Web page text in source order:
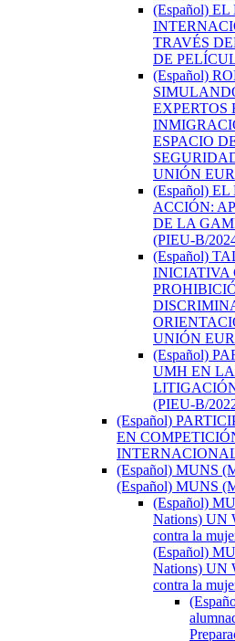
(Español)
TRAVÉS
DE
(Español)
EXPERTOS
ESPACIO
UNIÓN
(Español)
ACCIÓN:
DE LA
(PIEU-B/
(Español)
INICIATIVA
UNIÓN
(Español)
UMH EN
(PIEU-B/
(Español)
EN
(Español) MUNS
(Español) MUNS
(Español)
Nations) UN
contra la
(Español)
Nations) UN
contra la